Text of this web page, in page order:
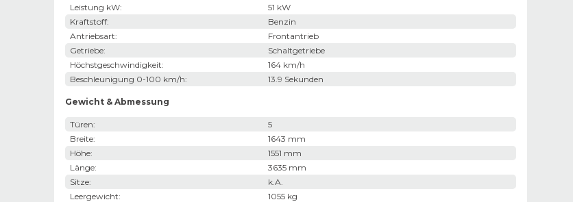
Leistung kW:
51 kW
Kraftstoff:
Benzin
Antriebsart:
Frontantrieb
Getriebe:
Schaltgetriebe
Höchstgeschwindigkeit:
164 km/h
Beschleunigung 0-100 km/h: 13.9 Sekunden
Gewicht & Abmessung
Türen:
5
Breite:
1643 mm
Höhe:
1551 mm
Länge:
3635 mm
Sitze:
k.A.
Leergewicht:
1055 kg